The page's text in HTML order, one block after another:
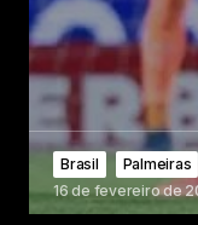
Brasil Palmeiras
16 de fevereiro de